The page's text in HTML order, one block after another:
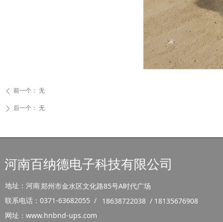
ꄴ 前一个： 无
ꄲ 后一个： 无
河南百纳德电子科技有限公司
18638722038 / 18135676908
联系电话：0371-63682055 /
网址：www.hnbnd-ups.com
郑州市金水区文化路85号A时代广场
地址：河南